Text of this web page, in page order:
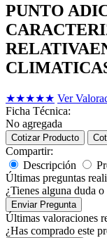
PUNTO
★★★★★ Ver
Ficha Técnica:
No agregada
Cotizar Producto
Compartir:
Descripción
Últimas preguntas
¿Tienes alguna duda
Enviar Pregunta
Últimas valoraciones
¿Has comprado este